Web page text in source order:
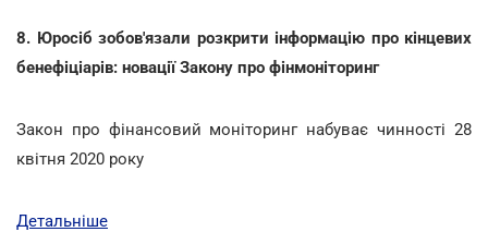
8. Юросіб зобов'язали розкрити інформацію про кінцевих
бенефіціарів: новації Закону про фінмоніторинг
Закон про фінансовий моніторинг набуває чинності 28
квітня 2020 року
Детальніше